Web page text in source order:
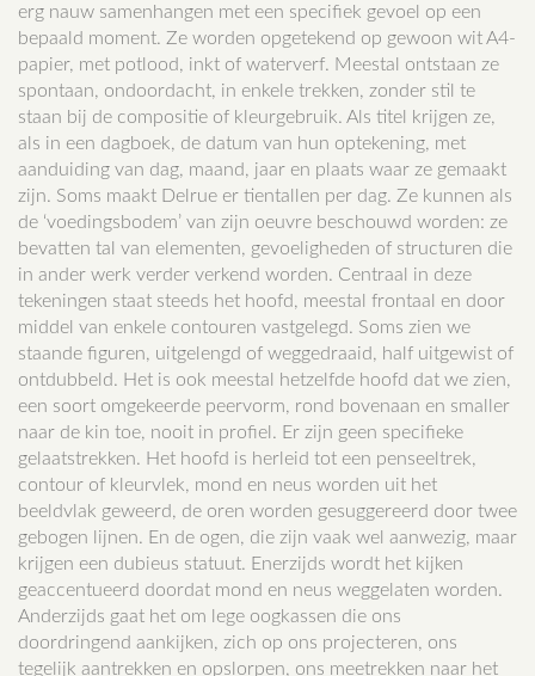
erg nauw samenhangen met een specifiek gevoel op een
bepaald moment. Ze worden opgetekend op gewoon wit A4-
papier, met potlood, inkt of waterverf. Meestal ontstaan ze
spontaan, ondoordacht, in enkele trekken, zonder stil te
staan bij de compositie of kleurgebruik. Als titel krijgen ze,
als in een dagboek, de datum van hun optekening, met
aanduiding van dag, maand, jaar en plaats waar ze gemaakt
zijn. Soms maakt Delrue er tientallen per dag. Ze kunnen als
de ‘voedingsbodem’ van zijn oeuvre beschouwd worden: ze
bevatten tal van elementen, gevoeligheden of structuren die
in ander werk verder verkend worden. Centraal in deze
tekeningen staat steeds het hoofd, meestal frontaal en door
middel van enkele contouren vastgelegd. Soms zien we
staande figuren, uitgelengd of weggedraaid, half uitgewist of
ontdubbeld. Het is ook meestal hetzelfde hoofd dat we zien,
een soort omgekeerde peervorm, rond bovenaan en smaller
naar de kin toe, nooit in profiel. Er zijn geen specifieke
gelaatstrekken. Het hoofd is herleid tot een penseeltrek,
contour of kleurvlek, mond en neus worden uit het
beeldvlak geweerd, de oren worden gesuggereerd door twee
gebogen lijnen. En de ogen, die zijn vaak wel aanwezig, maar
krijgen een dubieus statuut. Enerzijds wordt het kijken
geaccentueerd doordat mond en neus weggelaten worden.
Anderzijds gaat het om lege oogkassen die ons
doordringend aankijken, zich op ons projecteren, ons
tegelijk aantrekken en opslorpen, ons meetrekken naar het